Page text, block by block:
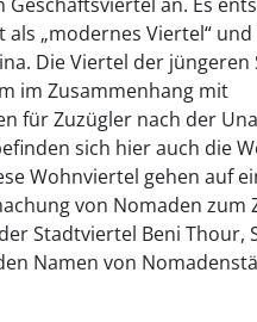
„modernes Viertel“
Die Viertel der
im Zusammenhang mit
für Zuzügler nach der
sich hier auch die
Wohnviertel gehen auf
von Nomaden zum
Stadtviertel Beni Thour,
Namen von